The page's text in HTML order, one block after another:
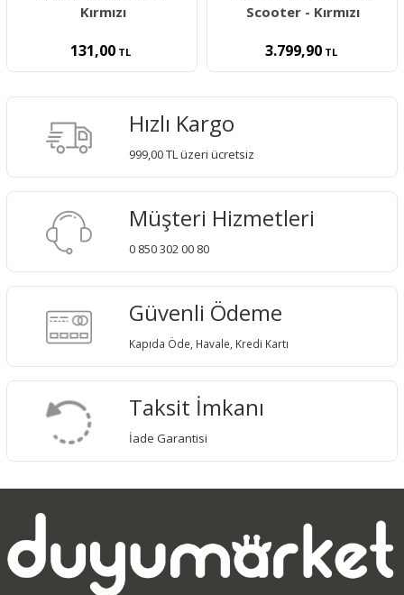
Kırmızı
131,00 TL
Scooter - Kırmızı
3.799,90TL
Hızlı Kargo
999,00 TL üzeri ücretsiz
Müşteri Hizmetleri
0 850 302 00 80
Güvenli Ödeme
Kapıda Öde, Havale, Kredi Kartı
Taksit İmkanı
İade Garantisi